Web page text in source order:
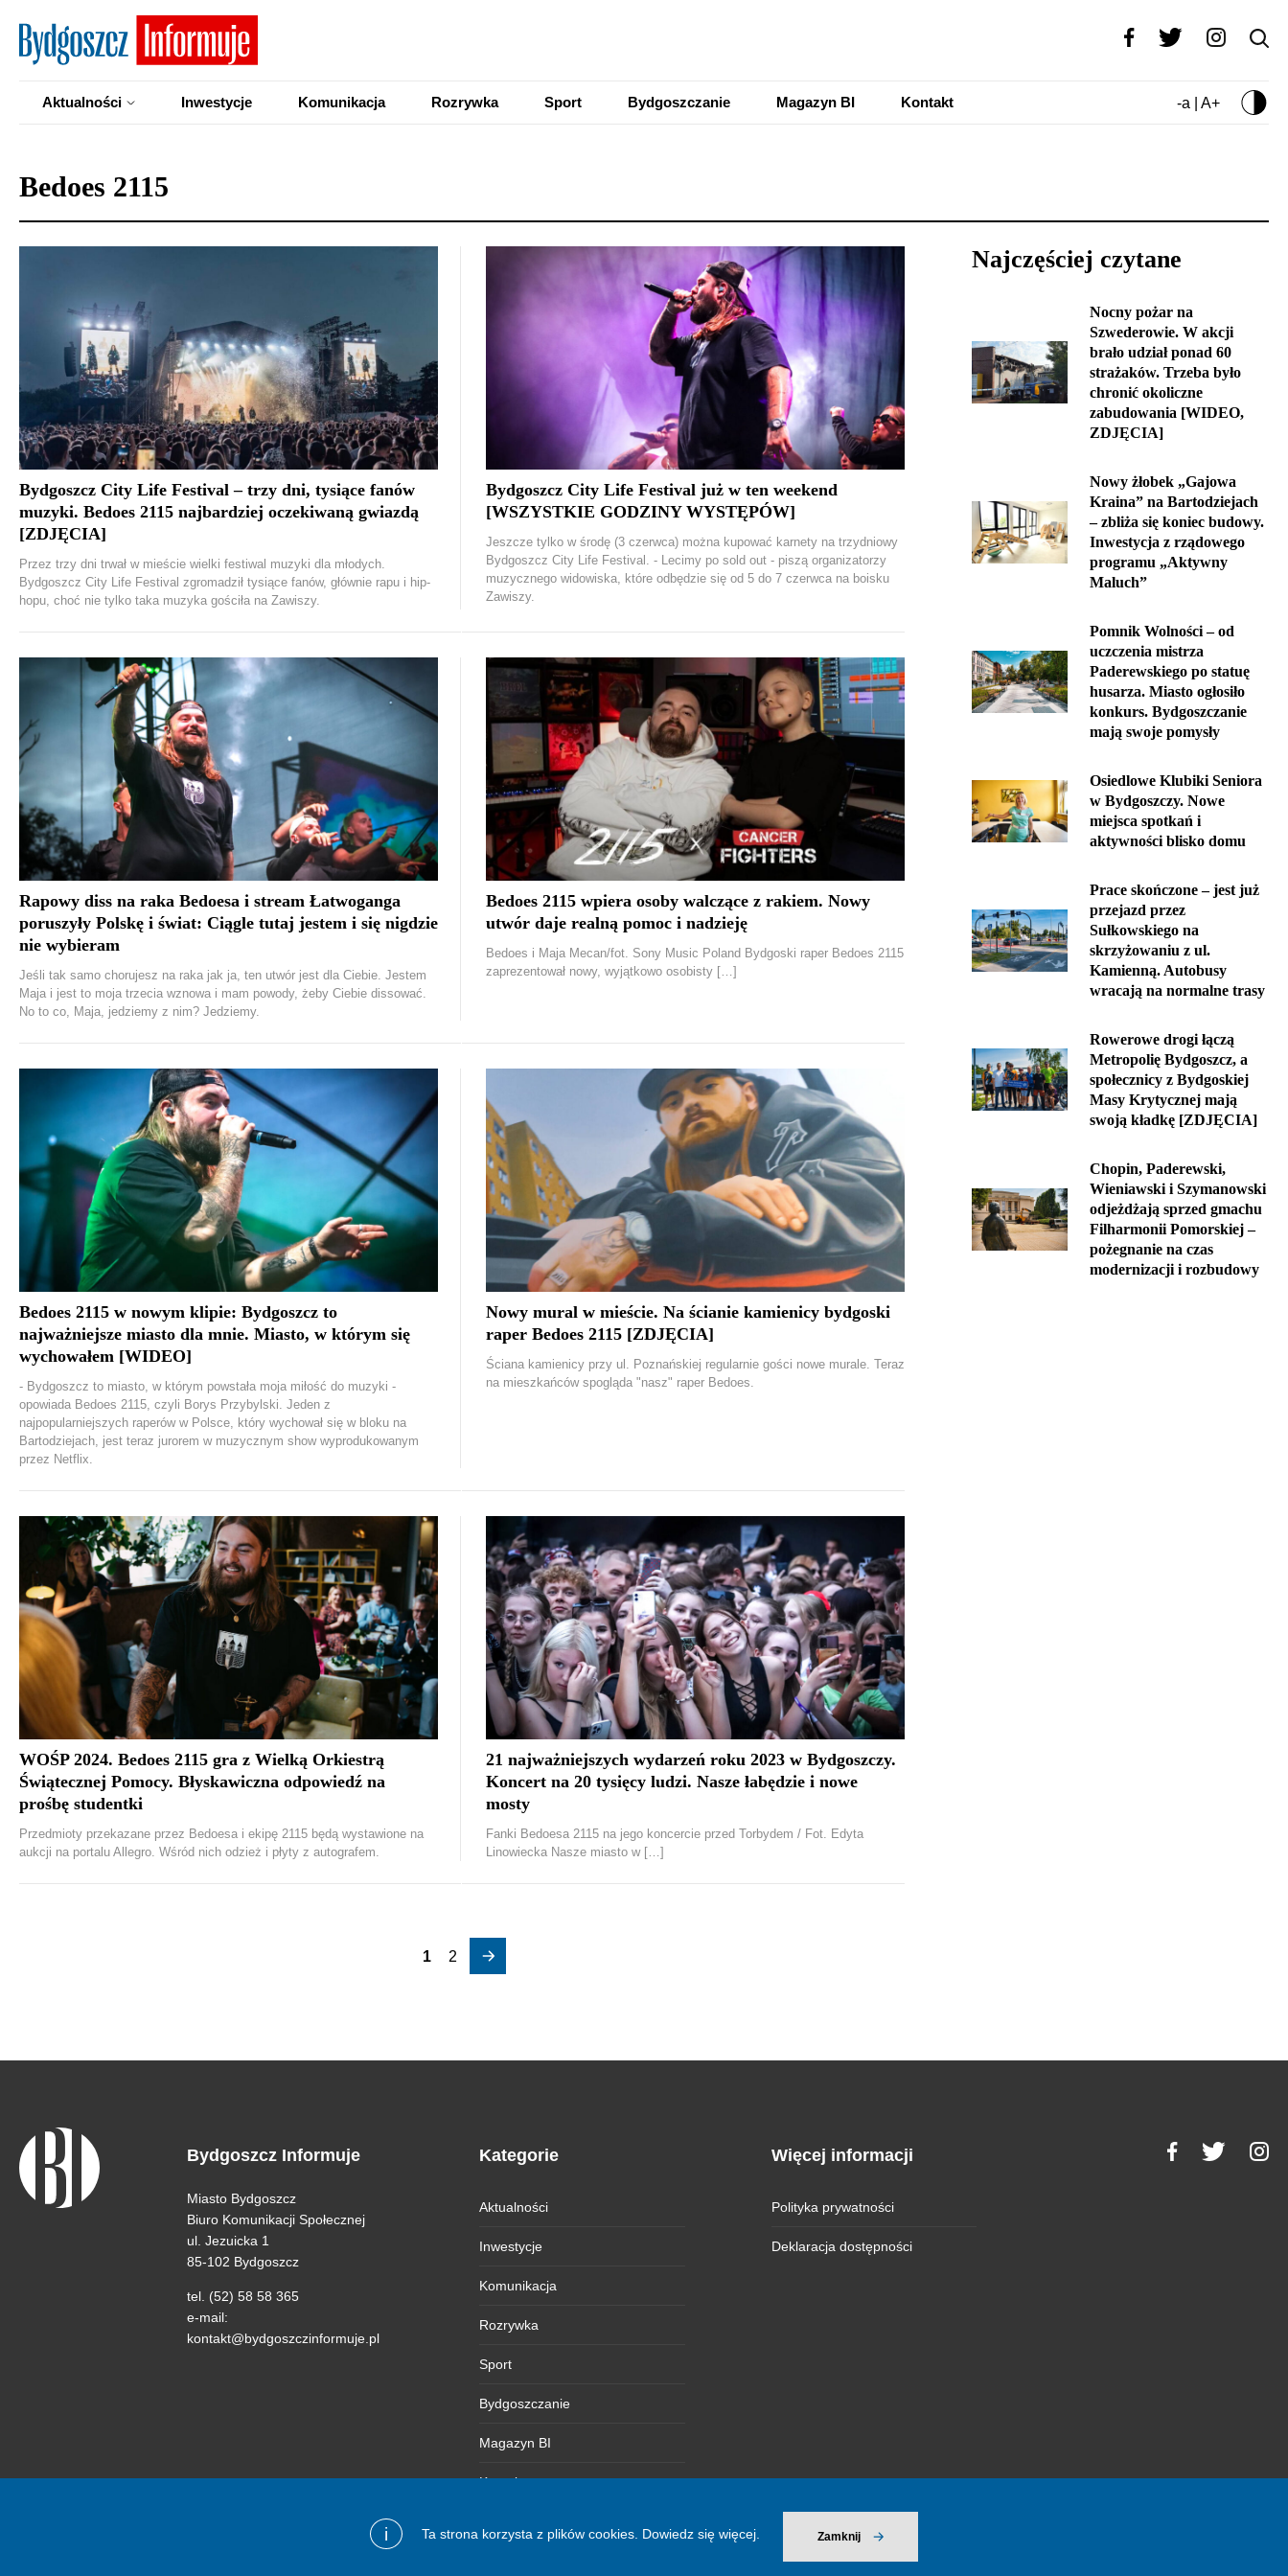
i Ta strona korzysta z plików cookies. Dowiedz się więcej. Zamknij
Aktualności Inwestycje Komunikacja Rozrywka Sport Bydgoszczanie Magazyn BI Kontakt -a | A+
Bedoes 2115
Bydgoszcz City Life Festival – trzy dni, tysiące fanów
muzyki. Bedoes 2115 najbardziej oczekiwaną gwiazdą
[ZDJĘCIA]
Przez trzy dni trwał w mieście wielki festiwal muzyki dla młodych.
Bydgoszcz City Life Festival zgromadził tysiące fanów, głównie rapu i hip-
hopu, choć nie tylko taka muzyka gościła na Zawiszy.
Bydgoszcz City Life Festival już w ten weekend
[WSZYSTKIE GODZINY WYSTĘPÓW]
Jeszcze tylko w środę (3 czerwca) można kupować karnety na trzydniowy
Bydgoszcz City Life Festival. - Lecimy po sold out - piszą organizatorzy
muzycznego widowiska, które odbędzie się od 5 do 7 czerwca na boisku
Zawiszy.
Rapowy diss na raka Bedoesa i stream Łatwoganga
poruszyły Polskę i świat: Ciągle tutaj jestem i się nigdzie
nie wybieram
Jeśli tak samo chorujesz na raka jak ja, ten utwór jest dla Ciebie. Jestem
Maja i jest to moja trzecia wznowa i mam powody, żeby Ciebie dissować.
No to co, Maja, jedziemy z nim? Jedziemy.
Bedoes 2115 wpiera osoby walczące z rakiem. Nowy
utwór daje realną pomoc i nadzieję
Bedoes i Maja Mecan/fot. Sony Music Poland Bydgoski raper Bedoes 2115
zaprezentował nowy, wyjątkowo osobisty […]
Bedoes 2115 w nowym klipie: Bydgoszcz to
najważniejsze miasto dla mnie. Miasto, w którym się
wychowałem [WIDEO]
- Bydgoszcz to miasto, w którym powstała moja miłość do muzyki -
opowiada Bedoes 2115, czyli Borys Przybylski. Jeden z
najpopularniejszych raperów w Polsce, który wychował się w bloku na
Bartodziejach, jest teraz jurorem w muzycznym show wyprodukowanym
przez Netflix.
Nowy mural w mieście. Na ścianie kamienicy bydgoski
raper Bedoes 2115 [ZDJĘCIA]
Ściana kamienicy przy ul. Poznańskiej regularnie gości nowe murale. Teraz
na mieszkańców spogląda "nasz" raper Bedoes.
WOŚP 2024. Bedoes 2115 gra z Wielką Orkiestrą
Świątecznej Pomocy. Błyskawiczna odpowiedź na
prośbę studentki
Przedmioty przekazane przez Bedoesa i ekipę 2115 będą wystawione na
aukcji na portalu Allegro. Wśród nich odzież i płyty z autografem.
21 najważniejszych wydarzeń roku 2023 w Bydgoszczy.
Koncert na 20 tysięcy ludzi. Nasze łabędzie i nowe
mosty
Fanki Bedoesa 2115 na jego koncercie przed Torbydem / Fot. Edyta
Linowiecka Nasze miasto w […]
1 2
Najczęściej czytane
Nocny pożar na
Szwederowie. W akcji
brało udział ponad 60
strażaków. Trzeba było
chronić okoliczne
zabudowania [WIDEO,
ZDJĘCIA]
Nowy żłobek „Gajowa
Kraina” na Bartodziejach
– zbliża się koniec budowy.
Inwestycja z rządowego
programu „Aktywny
Maluch”
Pomnik Wolności – od
uczczenia mistrza
Paderewskiego po statuę
husarza. Miasto ogłosiło
konkurs. Bydgoszczanie
mają swoje pomysły
Osiedlowe Klubiki Seniora
w Bydgoszczy. Nowe
miejsca spotkań i
aktywności blisko domu
Prace skończone – jest już
przejazd przez
Sułkowskiego na
skrzyżowaniu z ul.
Kamienną. Autobusy
wracają na normalne trasy
Rowerowe drogi łączą
Metropolię Bydgoszcz, a
społecznicy z Bydgoskiej
Masy Krytycznej mają
swoją kładkę [ZDJĘCIA]
Chopin, Paderewski,
Wieniawski i Szymanowski
odjeżdżają sprzed gmachu
Filharmonii Pomorskiej –
pożegnanie na czas
modernizacji i rozbudowy
Bydgoszcz Informuje
Miasto Bydgoszcz
Biuro Komunikacji Społecznej
ul. Jezuicka 1
85-102 Bydgoszcz
tel. (52) 58 58 365
e-mail:
kontakt@bydgoszczinformuje.pl
Kategorie
Aktualności
Inwestycje
Komunikacja
Rozrywka
Sport
Bydgoszczanie
Magazyn BI
Kontakt
Więcej informacji
Polityka prywatności
Deklaracja dostępności